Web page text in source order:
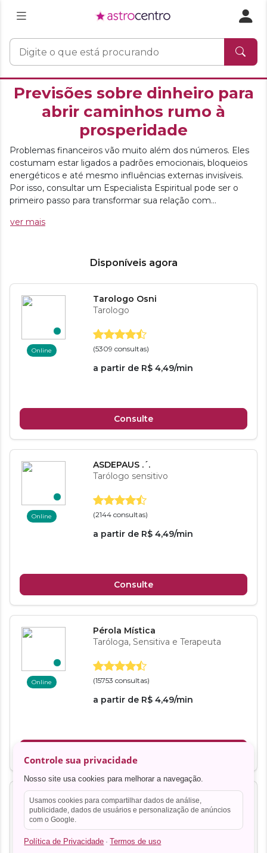
Controle sua privacidade
Nosso site usa cookies para melhorar a navegação.
Usamos cookies para compartilhar dados de análise,
publicidade, dados de usuários e personalização de anúncios
com o Google.
Política de Privacidade · Termos de uso